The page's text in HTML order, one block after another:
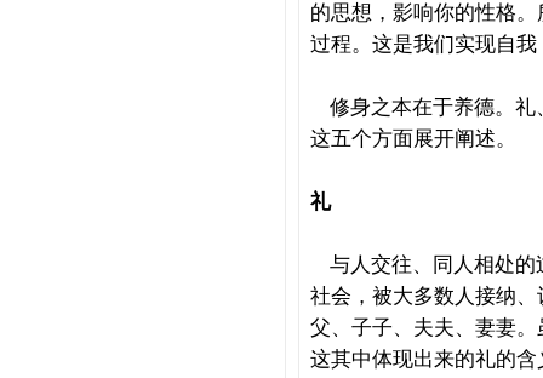
的思想，影响你的性格
过程。这是我们实现自
修身之本在于养德。
这五个方面展开阐述。
礼
与人交往、同人相处
社会，被大多数人接纳
父、子子、夫夫、妻妻
这其中体现出来的礼的